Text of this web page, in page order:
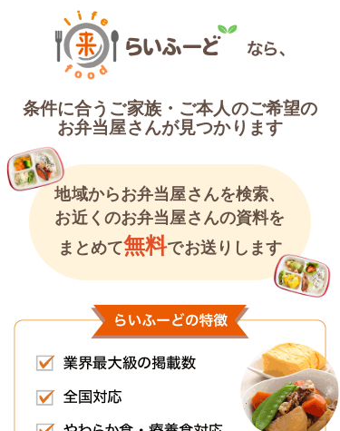
条件に合うご家族・ご本人のご希望の
お弁当屋さんが見つかります
地域からお弁当屋さんを検索、
お近くのお弁当屋さんの資料を
まとめて無料でお送りします